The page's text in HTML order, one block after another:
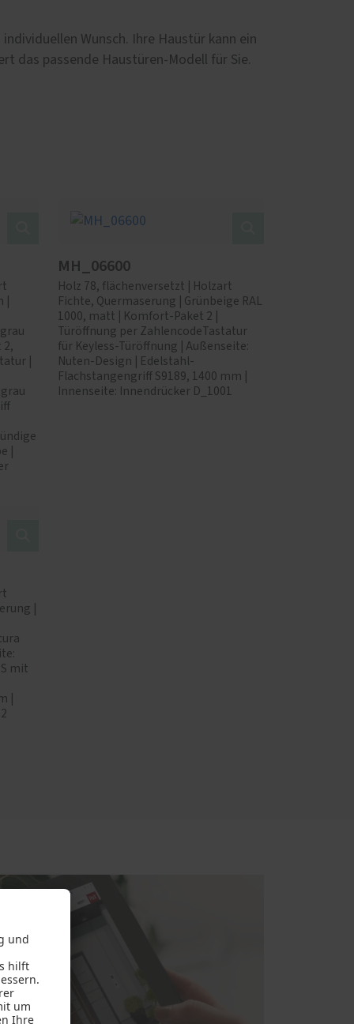
Wunsch. Ihre Haustür kann ein
das passende Haustüren-Modell für Sie.
|
|
MH_06600
Holz 78, flächenversetzt | Holzart
Fichte, Quermaserung | Grünbeige RAL
1000, matt | Komfort-Paket 2 |
Türöffnung per ZahlencodeTastatur
für Keyless-Türöffnung | Außenseite:
Nuten-Design | Edelstahl-
Flachstangengriff S9189, 1400 mm |
Innenseite: Innendrücker D_1001
|
mit
|